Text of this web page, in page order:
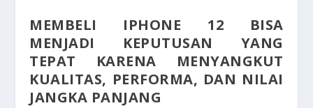
MEMBELI IPHONE 12 BISA
MENJADI KEPUTUSAN YANG
TEPAT KARENA MENYANGKUT
KUALITAS, PERFORMA, DAN NILAI
JANGKA PANJANG